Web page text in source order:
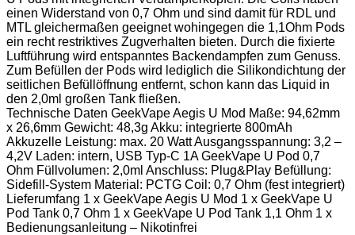
einen Widerstand von 0,7 Ohm und sind damit für RDL und
MTL gleichermaßen geeignet wohingegen die 1,1Ohm Pods
ein recht restriktives Zugverhalten bieten. Durch die fixierte
Luftführung wird entspanntes Backendampfen zum Genuss.
Zum Befüllen der Pods wird lediglich die Silikondichtung der
seitlichen Befüllöffnung entfernt, schon kann das Liquid in
den 2,0ml großen Tank fließen.
Technische Daten GeekVape Aegis U Mod Maße: 94,62mm
x 26,6mm Gewicht: 48,3g Akku: integrierte 800mAh
Akkuzelle Leistung: max. 20 Watt Ausgangsspannung: 3,2 –
4,2V Laden: intern, USB Typ-C 1A GeekVape U Pod 0,7
Ohm Füllvolumen: 2,0ml Anschluss: Plug&Play Befüllung:
Sidefill-System Material: PCTG Coil: 0,7 Ohm (fest integriert)
Lieferumfang 1 x GeekVape Aegis U Mod 1 x GeekVape U
Pod Tank 0,7 Ohm 1 x GeekVape U Pod Tank 1,1 Ohm 1 x
Bedienungsanleitung – Nikotinfrei